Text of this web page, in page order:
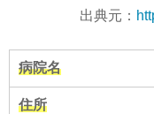
出典元：
病院名
住所